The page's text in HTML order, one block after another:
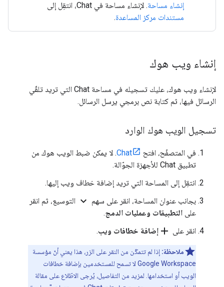
إنشاء مساحة. لإنشاء مساحة في Chat، انتقِل إلى
مستندات مركز المساعدة.
إنشاء ويب هوك
لإنشاء ويب هوك، عليك تسجيله في مساحة Chat التي تريد تلقّي
الرسائل فيها، ثم كتابة نص برمجي يرسل الرسائل.
تسجيل الويب هوك الوارد
في المتصفّح، افتح Chat. لا يمكن ضبط الويب هوك من
تطبيق Chat للأجهزة الجوّالة.
انتقِل إلى المساحة التي تريد إضافة خطاف ويب إليها.
بجانب عنوان المساحة، انقر على سهم expand_more التوسيع، ثم انقر
على التطبيقات وعمليات الدمج.
انقر على add إضافة خطافات ويب.
ملاحظة: إذا لم تتمكّن من النقر على الزر، هذا يعني أنّ مؤسسة
Google Workspace لا تسمح للمستخدمين بإضافة خطافات
الويب أو استخدامها. لمزيد من التفاصيل، يُرجى الاطّلاع على مقالة